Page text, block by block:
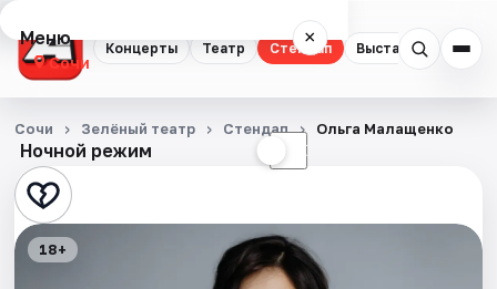
Концерты Театр Стендап Выставки
Меню ×
Сочи
Концерты
Театр
Стендап
Ночной режим ☾
Сочи Зелёный театр Стендап Ольга Малащенко
18+